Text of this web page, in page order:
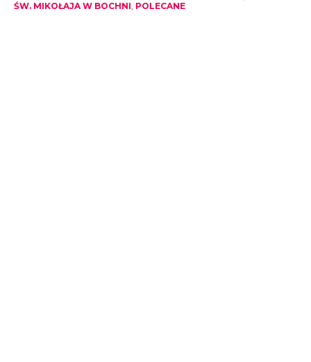
ŚW. MIKOŁAJA W BOCHNI POLECANE